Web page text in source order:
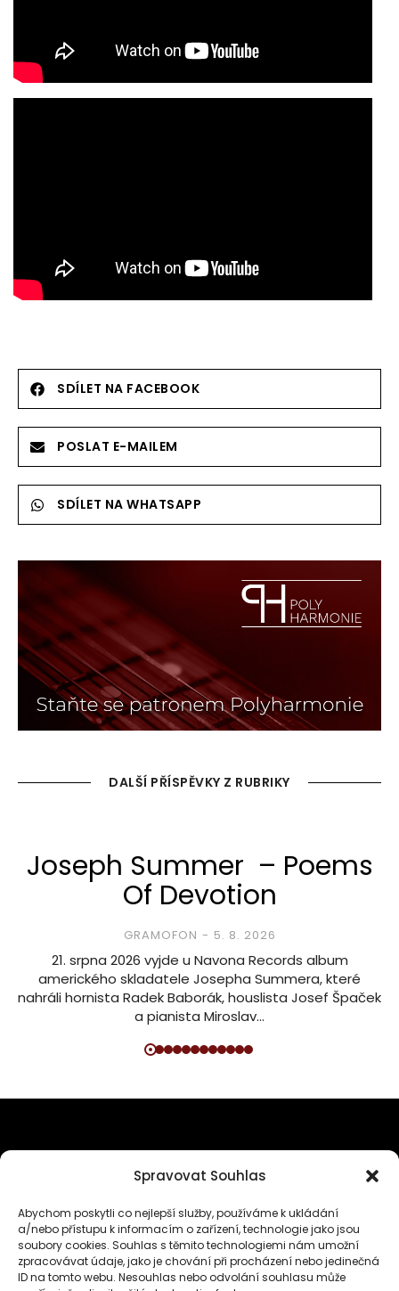
Spravovat Souhlas
Abychom poskytli co nejlepší služby, používáme k ukládání
a/nebo přístupu k informacím o zařízení, technologie jako jsou
soubory cookies. Souhlas s těmito technologiemi nám umožní
zpracovávat údaje, jako je chování při procházení nebo jedinečná
ID na tomto webu. Nesouhlas nebo odvolání souhlasu může
SDÍLET NA FACEBOOK
POSLAT E-MAILEM
SDÍLET NA WHATSAPP
DALŠÍ PŘÍSPĚVKY Z RUBRIKY
Joseph Summer – Poems
Of Devotion
GRAMOFON 5. 8. 2026
21. srpna 2026 vyjde u Navona Records album
amerického skladatele Josepha Summera, které
nahráli hornista Radek Baborák, houslista Josef Špaček
a pianista Miroslav…
SPOLEČNĚ BUDUJME PLATFORMU
PRO MILOVNÍKY KLASICKÉ HUDBY